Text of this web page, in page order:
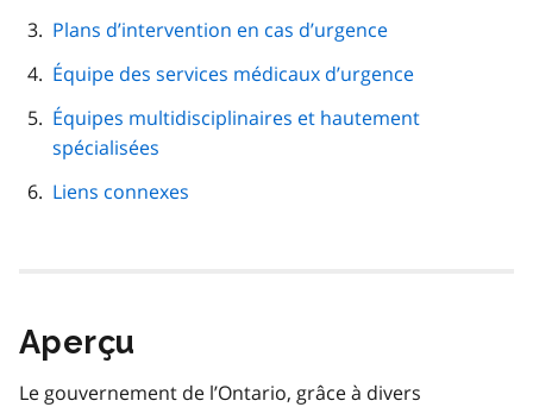
Plans d’intervention en cas d’urgence
Équipe des services médicaux d’urgence
Équipes multidisciplinaires et hautement
spécialisées
Liens connexes
Aperçu
Le gouvernement de l’Ontario, grâce à divers